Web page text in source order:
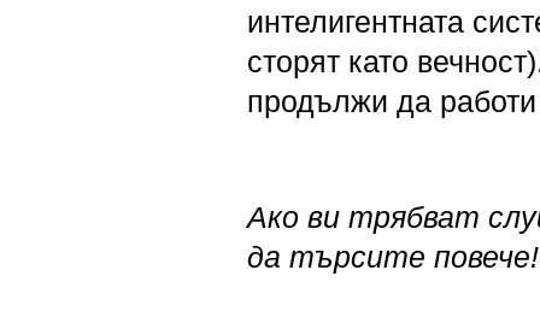
интелигентната
сторят като
продължи да
Ако ви трябват
да търсите